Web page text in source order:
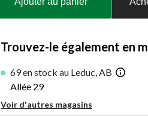
Trouvez-le également en
69 en stock au Leduc, AB
Allée 29
Voir d'autres magasins